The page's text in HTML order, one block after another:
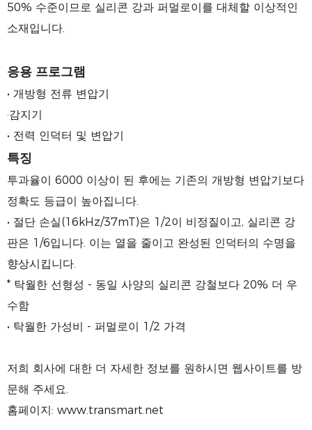
50% 수준이므로 실리콘 강과 퍼멀로이를 대체할 이상적인
소재입니다.
응용 프로그램
• 개방형 전류 변압기
·감지기
• 전력 인덕터 및 변압기
특징
투과율이 6000 이상이 된 후에는 기존의 개방형 변압기보다
정확도 등급이 높아집니다.
• 절단 손실(16kHz/37mT)은 1/2이 비정질이고, 실리콘 강
판은 1/6입니다. 이는 열을 줄이고 완성된 인덕터의 수명을
향상시킵니다.
* 탁월한 선형성 - 동일 사양의 실리콘 강철보다 20% 더 우
수함
• 탁월한 가성비 - 퍼멀로이 1/2 가격
저희 회사에 대한 더 자세한 정보를 원하시면 웹사이트를 방
문해 주세요.
홈페이지: www.transmart.net